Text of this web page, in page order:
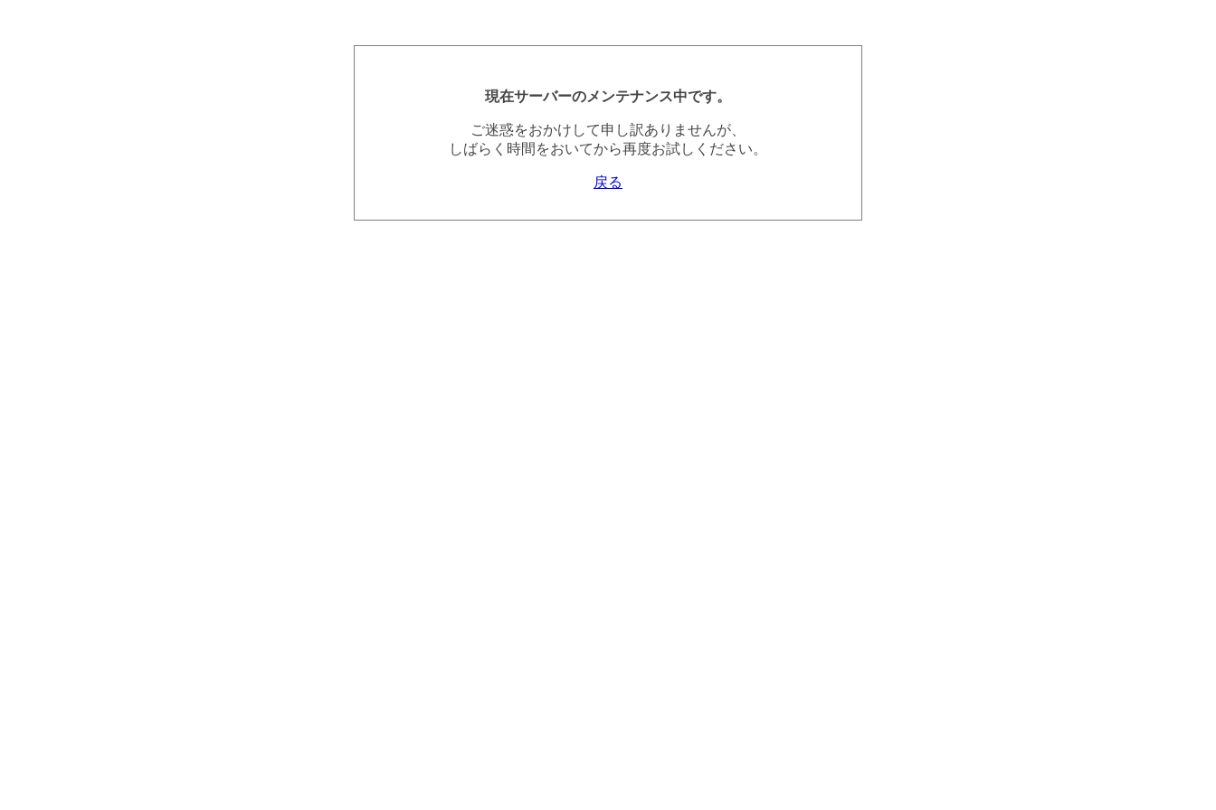
現在サーバーのメンテナンス中です。
ご迷惑をおかけして申し訳ありませんが、
しばらく時間をおいてから再度お試しください。
戻る